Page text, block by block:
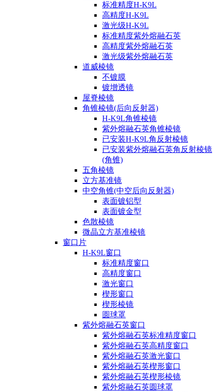
标准精度H-K9L
高精度H-K9L
激光级H-K9L
标准精度紫外熔融石英
高精度紫外熔融石英
激光级紫外熔融石英
道威棱镜
不镀膜
镀增透镜
屋脊棱镜
角锥棱镜(后向反射器)
H-K9L角锥棱镜
紫外熔融石英角锥棱镜
已安装H-K9L角反射棱镜
已安装紫外熔融石英角反射棱镜
(角锥)
五角棱镜
立方基准镜
中空角锥(中空后向反射器)
表面镀铝型
表面镀金型
色散棱镜
微晶立方基准棱镜
窗口片
H-K9L窗口
标准精度窗口
高精度窗口
激光窗口
楔形窗口
楔形棱镜
圆球罩
紫外熔融石英窗口
紫外熔融石英标准精度窗口
紫外熔融石英高精度窗口
紫外熔融石英激光窗口
紫外熔融石英楔形窗口
紫外熔融石英楔形棱镜
紫外熔融石英圆球罩